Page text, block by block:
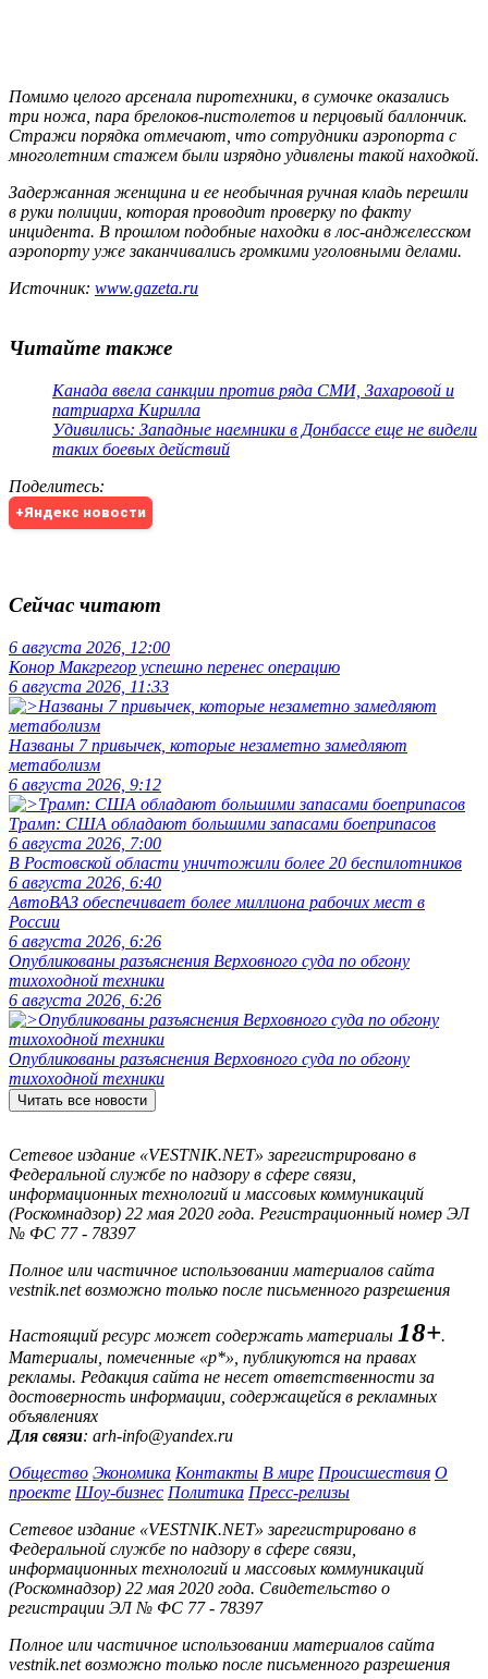
Помимо целого арсенала пиротехники, в сумочке оказались
три ножа, пара брелоков-пистолетов и перцовый баллончик.
Стражи порядка отмечают, что сотрудники аэропорта с
многолетним стажем были изрядно удивлены такой находкой.
Задержанная женщина и ее необычная ручная кладь перешли
в руки полиции, которая проводит проверку по факту
инцидента. В прошлом подобные находки в лос-анджелесском
аэропорту уже заканчивались громкими уголовными делами.
Источник: www.gazeta.ru
Читайте также
Канада ввела санкции против ряда СМИ, Захаровой и
патриарха Кирилла
Удивились: Западные наемники в Донбассе еще не видели
таких боевых действий
Поделитесь:
+Яндекс новости
Сейчас читают
6 августа 2026, 12:00
Конор Макгрегор успешно перенес операцию
6 августа 2026, 11:33
Названы 7 привычек, которые незаметно замедляют
метаболизм
6 августа 2026, 9:12
Трамп: США обладают большими запасами боеприпасов
6 августа 2026, 7:00
В Ростовской области уничтожили более 20 беспилотников
6 августа 2026, 6:40
АвтоВАЗ обеспечивает более миллиона рабочих мест в
России
6 августа 2026, 6:26
Опубликованы разъяснения Верховного суда по обгону
тихоходной техники
6 августа 2026, 6:26
Опубликованы разъяснения Верховного суда по обгону
тихоходной техники
Читать все новости
Сетевое издание «VESTNIK.NET» зарегистрировано в
Федеральной службе по надзору в сфере связи,
информационных технологий и массовых коммуникаций
(Роскомнадзор) 22 мая 2020 года. Регистрационный номер ЭЛ
№ ФС 77 - 78397
Полное или частичное использовании материалов сайта
vestnik.net возможно только после письменного разрешения
Настоящий ресурс может содержать материалы 18+.
Материалы, помеченные «р*», публикуются на правах
рекламы. Редакция сайта не несет ответственности за
достоверность информации, содержащейся в рекламных
объявлениях
Для связи: arh-info@yandex.ru
Общество Экономика Контакты В мире Происшествия О
проекте Шоу-бизнес Политика Пресс-релизы
Сетевое издание «VESTNIK.NET» зарегистрировано в
Федеральной службе по надзору в сфере связи,
информационных технологий и массовых коммуникаций
(Роскомнадзор) 22 мая 2020 года. Свидетельство о
регистрации ЭЛ № ФС 77 - 78397
Полное или частичное использовании материалов сайта
vestnik.net возможно только после письменного разрешения